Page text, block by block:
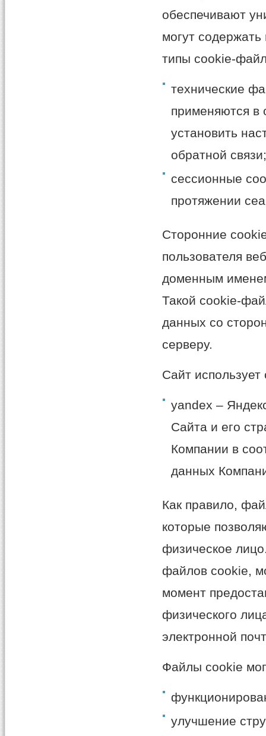
обеспечивают
могут
типы cookie-
технические
применяются в
установить
обратной
сессионные
протяжении
Сторонние
пользователя
доменным
Такой cookie-
данных со
серверу.
Сайт
yandex –
Сайта и его
Компании в
данных
Как правило,
которые
физическое
файлов cookie,
момент
физического
электронной
Файлы cookie
улучшение